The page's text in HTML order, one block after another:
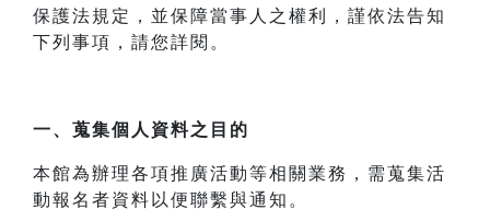
保護法規定，並保障當事人之權利，謹依法告知
下列事項，請您詳閱。
一、 蒐集個人資料之目的
本館為辦理各項推廣活動等相關業務，需蒐集活
動報名者資料以便聯繫與通知。